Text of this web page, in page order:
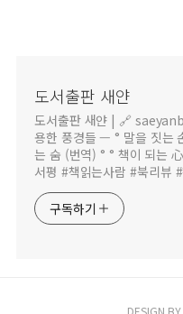
도서출판 새얀
도서출판 새얀 | 🔗
용한 풍경들 — ° 말을 짓는
는 숨 (번역) ° ° 책이 되는
서평 #책읽는사람 #북리뷰
구독하기
DESIGN BY